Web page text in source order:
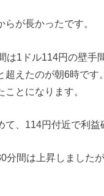
らが長かったです。
は1ドル114円の壁手
超えたのが朝6時です
とになります。
て、114円付近で利益
分間は上昇しました